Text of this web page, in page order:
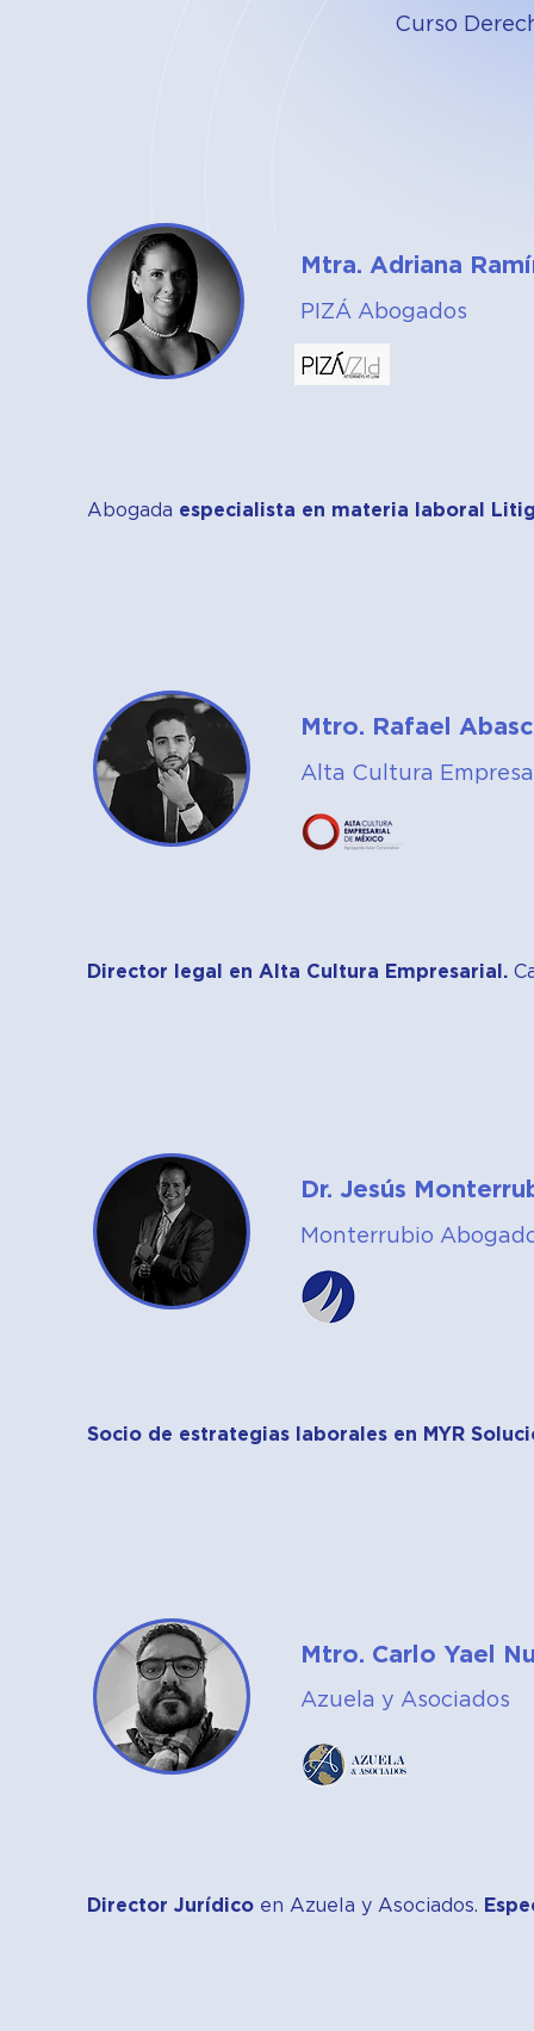
Curso
Mtra. Adriana
PIZÁ Abogados
Abogada especialista en materia laboral
Mtro. Rafael
Alta Cultura
Director legal en Alta Cultura Empresarial.
Dr. Jesús
Monterrubio
Socio de estrategias laborales en MYR
Mtro. Carlo Yael
Azuela y Asociados
Director Jurídico en Azuela y Asociados.